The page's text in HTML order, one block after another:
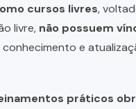
cursos livres,
livre, não possuem
e
práticos